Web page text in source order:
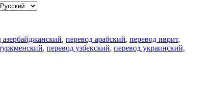
азербайджанский, перевод арабский, перевод иврит,
, перевод узбекский, перевод украинский,